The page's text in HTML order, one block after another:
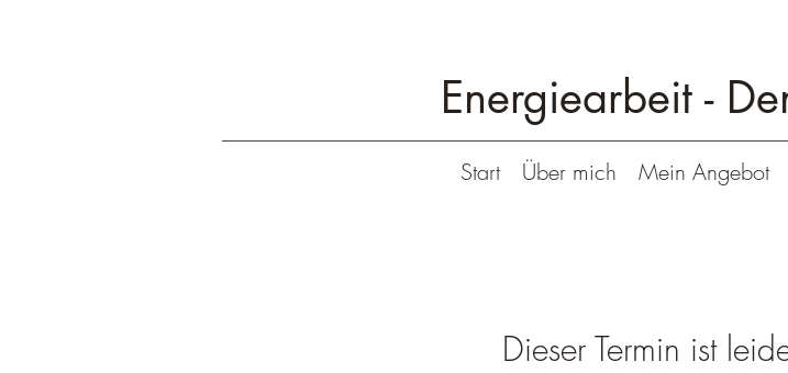
Energiearbeit -
Start Über mich Mein Angebot
Dieser Termin ist